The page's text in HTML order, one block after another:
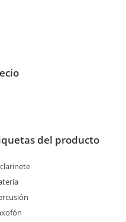
del producto